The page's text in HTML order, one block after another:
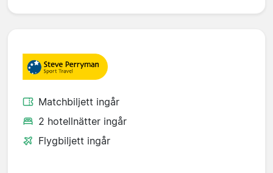
Matchbiljett ingår
2 hotellnätter ingår
Flygbiljett ingår